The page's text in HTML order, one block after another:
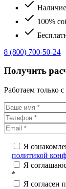
100%
8 (800) 700-50-24
Получить
Работаем только
Я
политикой
Я
*
Я согласен